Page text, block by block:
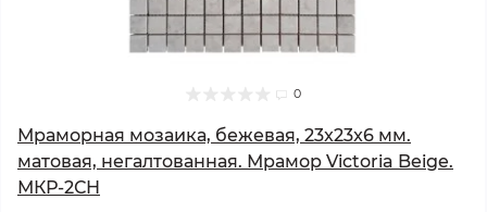
0
Мраморная мозаика, бежевая, 23x23x6 мм.
матовая, негалтованная. Мрамор Victoria Beige.
МКР-2СН